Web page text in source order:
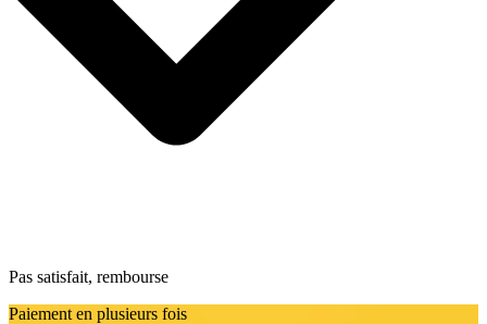
Pas satisfait, rembourse
Paiement en plusieurs fois